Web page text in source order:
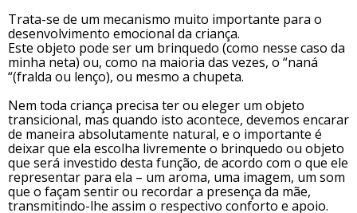
Trata-se de um mecanismo muito importante para o
desenvolvimento emocional da criança.
Este objeto pode ser um brinquedo (como nesse caso da
minha neta) ou, como na maioria das vezes, o “naná
“(fralda ou lenço), ou mesmo a chupeta.
Nem toda criança precisa ter ou eleger um objeto
transicional, mas quando isto acontece, devemos encarar
de maneira absolutamente natural, e o importante é
deixar que ela escolha livremente o brinquedo ou objeto
que será investido desta função, de acordo com o que ele
representar para ela – um aroma, uma imagem, um som
que o façam sentir ou recordar a presença da mãe,
transmitindo-lhe assim o respectivo conforto e apoio.